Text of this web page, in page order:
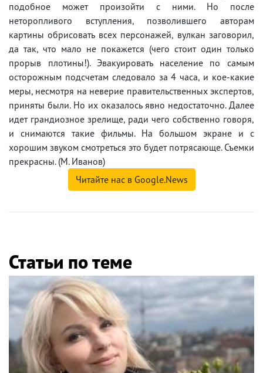
подобное может произойти с ними. Но после
неторопливого вступления, позволившего авторам
картины обрисовать всех персонажей, вулкан заговорил,
да так, что мало не покажется (чего стоит один только
прорыв плотины!). Эвакуировать население по самым
осторожным подсчетам следовало за 4 часа, и кое-какие
меры, несмотря на неверие правительственных экспертов,
приняты были. Но их оказалось явно недостаточно. Далее
идет грандиозное зрелище, ради чего собственно говоря,
и снимаются такие фильмы. На большом экране и с
хорошим звуком смотреться это будет потрясающе. Съемки
прекрасны. (М. Иванов)
Читайте нас в Google.News
Статьи по теме